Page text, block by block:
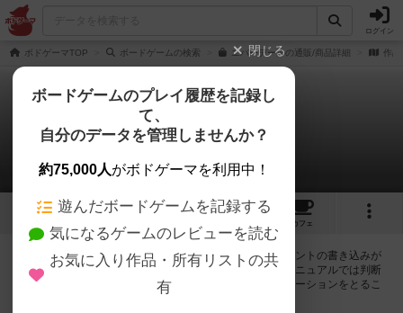
ログイン
ボドゲーマTOP ボードゲームの検索 エバーデールの通販/商品詳細 作品
エバーデール
1件の掲示板
35 3 54
カフェ
ログインするとエバーデールに関する掲示板の作成やコメントの書き込みが
出来るようになります。ルールの疑問やエラッタ情報、マニュアルでは判断
し辛い曖昧な表記等について会員同士で自由にコミュニケーションをとるこ
閉じる
ボードゲームのプレイ履歴を記録し
て、
自分のデータを管理しませんか？
約75,000人がボドゲーマを利用中！
遊んだボードゲームを記録する
気になるゲームのレビューを読む
お気に入り作品・所有リストの共
有